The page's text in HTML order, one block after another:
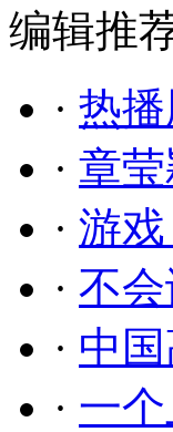
编辑推
· 热
· 章
· 游
· 不
· 中
· 一